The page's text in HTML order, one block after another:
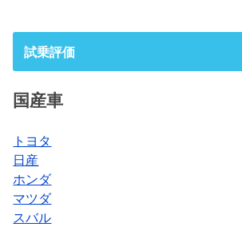
試乗評価
国産車
トヨタ
日産
ホンダ
マツダ
スバル